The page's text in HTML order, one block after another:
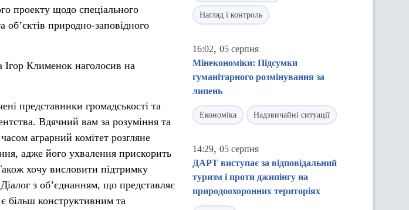
проекту щодо спеціального
об’єктів природно-заповідного
Ігор Клименок наголосив на
представники громадськості та
Вдячний вам за розуміння та
аграрний комітет розгляне
адже його ухвалення прискорить
хочу висловити підтримку
з об’єднанням, що представляє
є більш конструктивним та
Нагляд і контроль
16:02, 05 серпня
Мінекономіки: Підсумки
гуманітарного розмінування за
липень
Економіка Надзвичайні ситуації
14:29, 05 серпня
ДАРТ виступає за відповідальний
туризм і проти джипінгу на
природоохоронних територіях